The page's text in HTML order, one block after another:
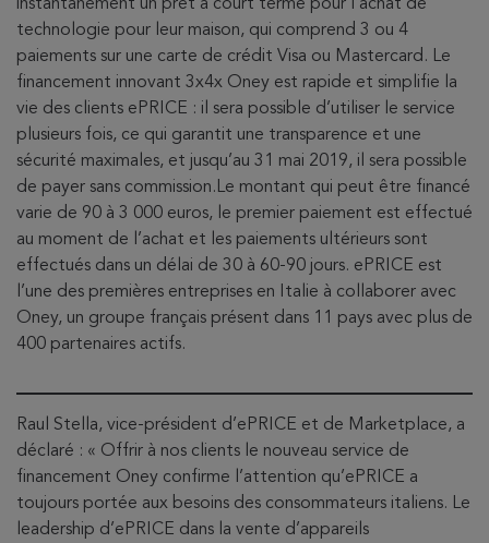
instantanément un prêt à court terme pour l’achat de
technologie pour leur maison, qui comprend 3 ou 4
paiements sur une carte de crédit Visa ou Mastercard. Le
financement innovant 3x4x Oney est rapide et simplifie la
vie des clients ePRICE : il sera possible d’utiliser le service
plusieurs fois, ce qui garantit une transparence et une
sécurité maximales, et jusqu’au 31 mai 2019, il sera possible
de payer sans commission.Le montant qui peut être financé
varie de 90 à 3 000 euros, le premier paiement est effectué
au moment de l’achat et les paiements ultérieurs sont
effectués dans un délai de 30 à 60-90 jours. ePRICE est
l’une des premières entreprises en Italie à collaborer avec
Oney, un groupe français présent dans 11 pays avec plus de
400 partenaires actifs.
Raul Stella, vice-président d’ePRICE et de Marketplace, a
déclaré : « Offrir à nos clients le nouveau service de
financement Oney confirme l’attention qu’ePRICE a
toujours portée aux besoins des consommateurs italiens. Le
leadership d’ePRICE dans la vente d’appareils